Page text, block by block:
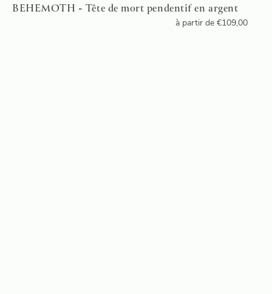
BEHEMOTH - Tête de mort pendentif en argent
à partir de €109,00